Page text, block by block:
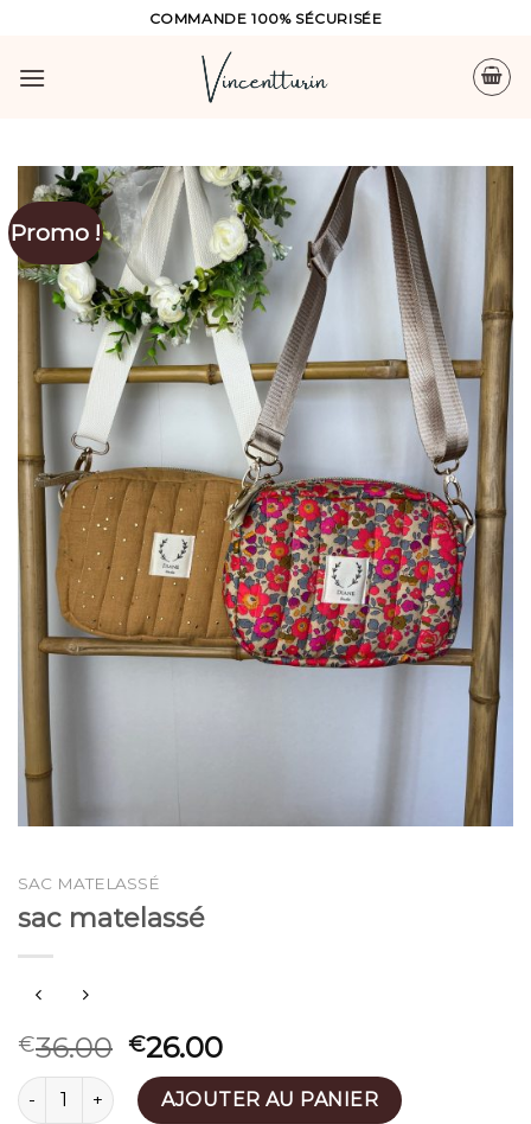
content
COMMANDE 100% SÉCURISÉE
Promo !
SAC MATELASSÉ
sac matelassé
€36.00 €26.00
quantité de sac matelasséAJOUTER AU PANIER